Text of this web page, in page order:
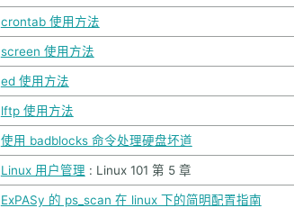
crontab 使用方法
screen 使用方法
ed 使用方法
lftp 使用方法
使用 badblocks 命令处理硬盘坏道
Linux 用户管理 : Linux 101 第 5 章
ExPASy 的 ps_scan 在 linux 下的简明配置指南